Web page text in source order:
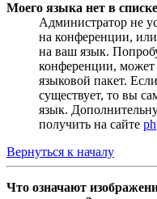
Моего языка нет в
Администратор не
на конференции,
на ваш язык.
конференции,
языковой пакет.
существует, то вы
язык.
получить на сайте
Вернуться к началу
Что означают